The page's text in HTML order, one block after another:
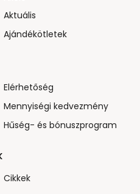
Aktuális
Ajándékötletek
Elérhetőség
Mennyiségi kedvezmény
Hűség- és bónuszprogram
Cikkek